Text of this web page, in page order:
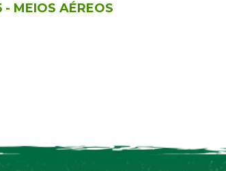
MEIOS AÉREOS